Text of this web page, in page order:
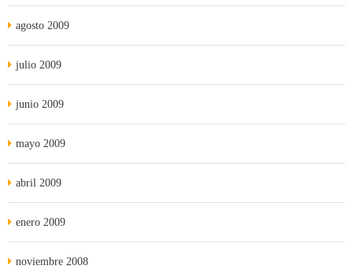
agosto 2009
julio 2009
junio 2009
mayo 2009
abril 2009
enero 2009
noviembre 2008